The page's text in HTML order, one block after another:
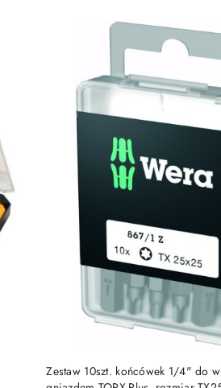
Zestaw 10szt. końcówek 1/4" do
DO KOSZYKA